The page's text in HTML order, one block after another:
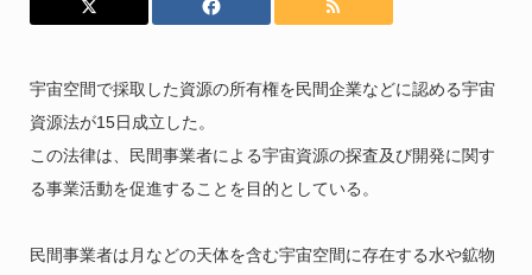
宇宙空間で採取した資源の所有権を民間企業などに認める宇宙
資源法が15日成立した。
この法律は、民間事業者による宇宙資源の探査及び開発に関す
る事業活動を促進することを目的としている。
民間事業者は月などの天体を含む宇宙空間に存在する水や鉱物